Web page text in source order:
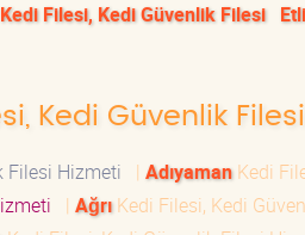
Filesi, Kedi Güvenlik Filesi
Kedi Güvenlik
Filesi Hizmeti | AdıyamanKedi
| AğrıKedi Filesi, Kedi